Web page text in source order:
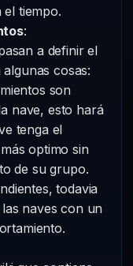
tiempo.
:
a definir el
cosas:
son
nave, esto hará
tenga el
optimo sin
de su grupo.
todavia
naves con un